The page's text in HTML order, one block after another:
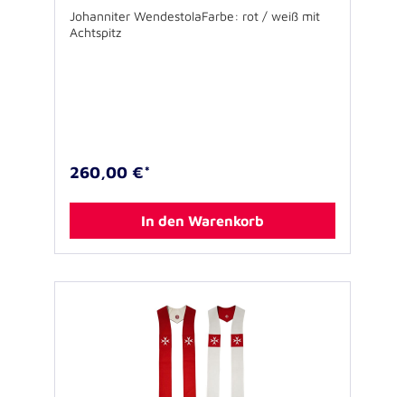
Johanniter WendestolaFarbe: rot / weiß mit
Achtspitz
260,00 €*
In den Warenkorb